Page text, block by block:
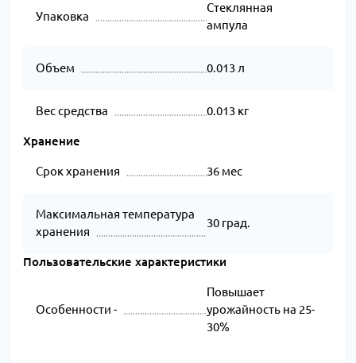
Упаковка
Стеклянная
ампула
Объем 0.013 л
Вес средства 0.013 кг
Хранение
Срок хранения 36 мес
Максимальная температура
хранения
30 град.
Пользовательские характеристики
Особенности -
Повышает
урожайность на 25-
30%